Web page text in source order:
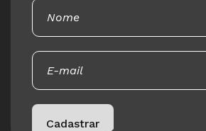
Please leave this field empty.
Cadastrar